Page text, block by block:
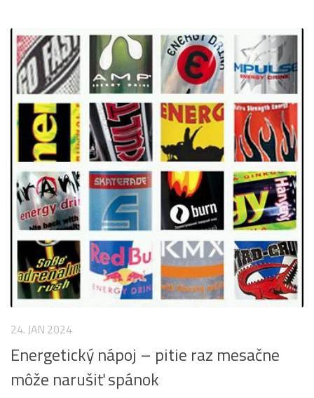
24. JAN 2024
Energetický nápoj – pitie raz mesačne
môže narušiť spánok